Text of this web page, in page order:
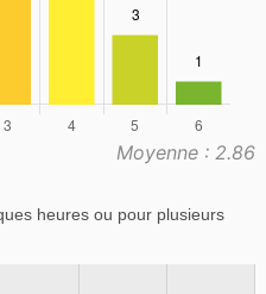
Moyenne : 2.86
heures ou pour plusieurs